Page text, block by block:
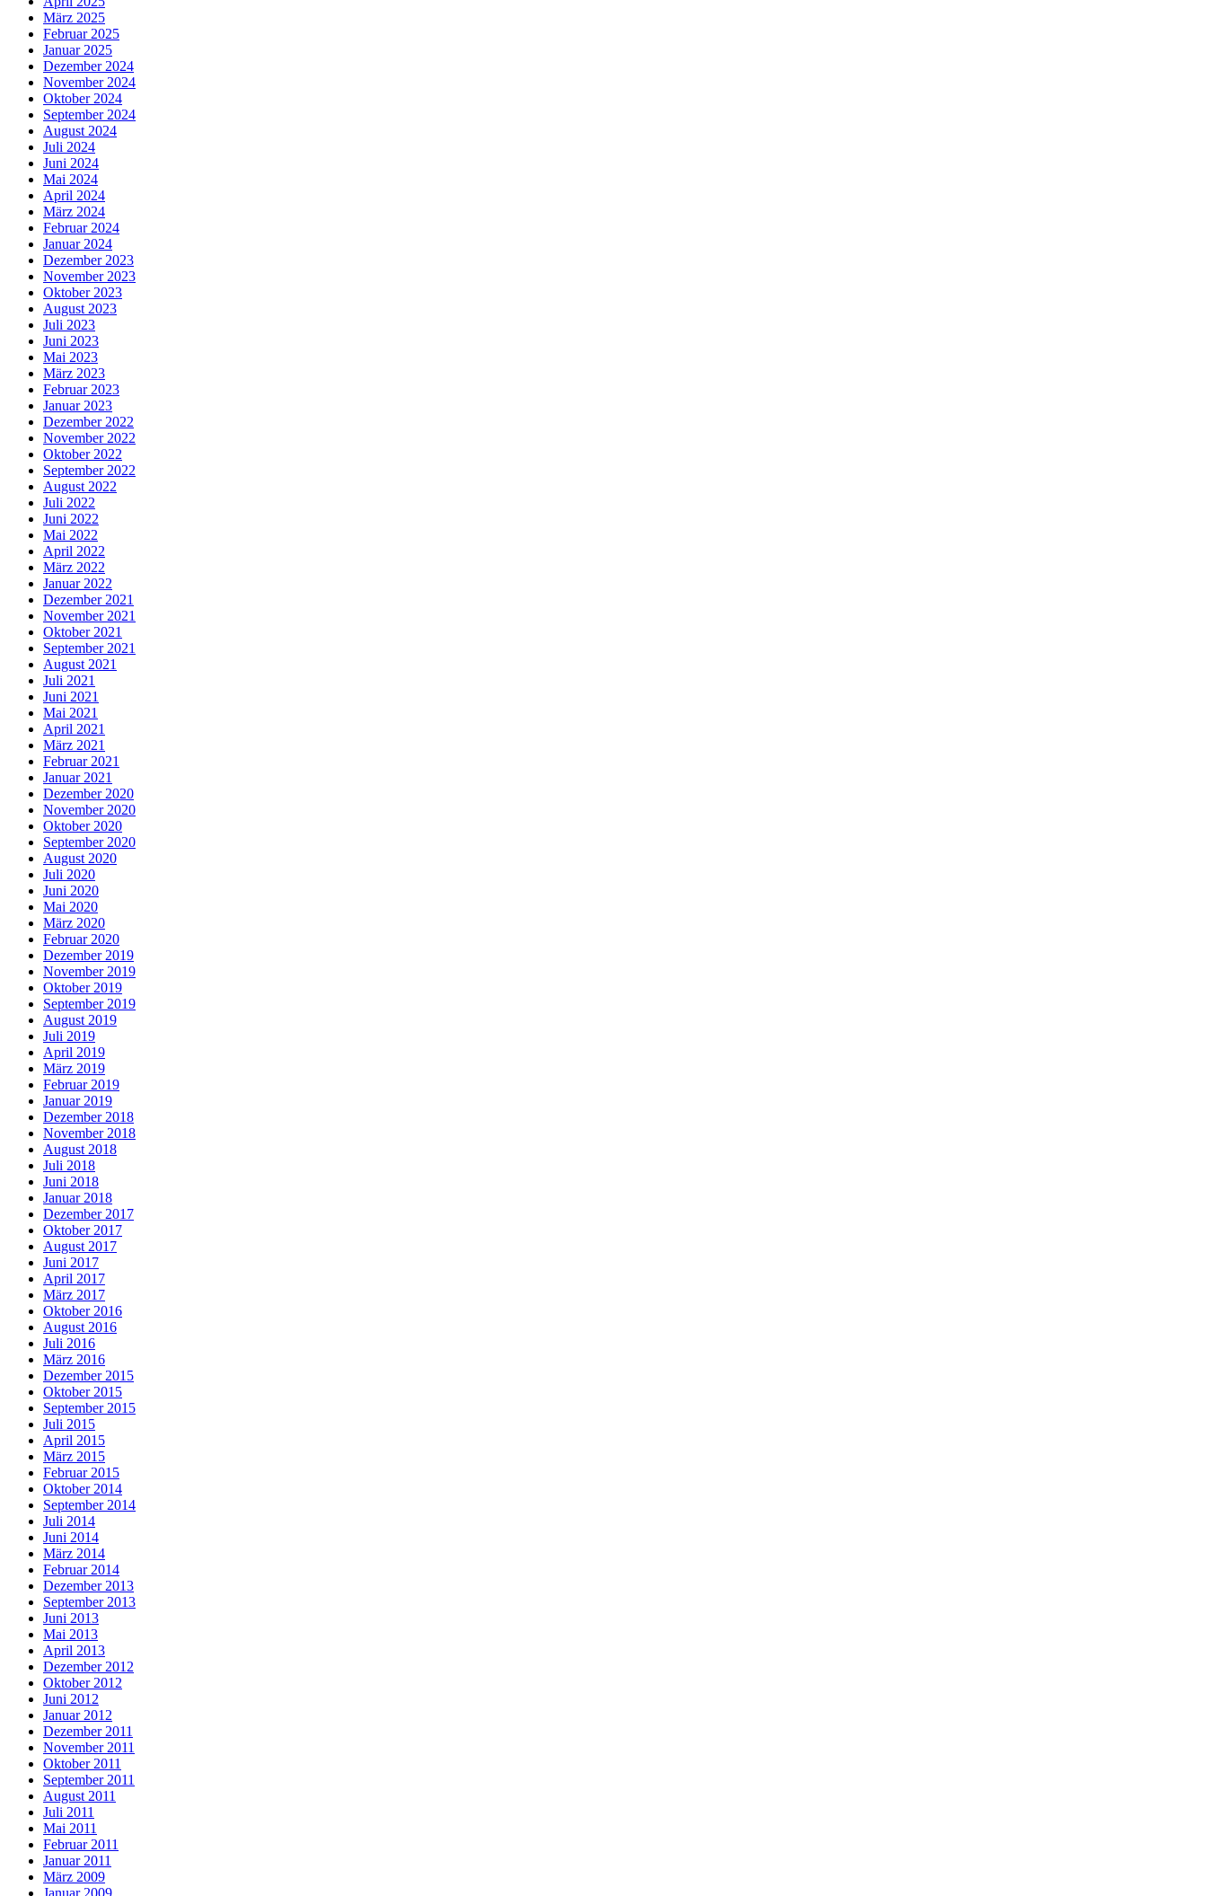
März 2025
Februar 2025
Januar 2025
Dezember 2024
November 2024
Oktober 2024
September 2024
August 2024
Juli 2024
Juni 2024
Mai 2024
April 2024
März 2024
Februar 2024
Januar 2024
Dezember 2023
November 2023
Oktober 2023
August 2023
Juli 2023
Juni 2023
Mai 2023
März 2023
Februar 2023
Januar 2023
Dezember 2022
November 2022
Oktober 2022
September 2022
August 2022
Juli 2022
Juni 2022
Mai 2022
April 2022
März 2022
Januar 2022
Dezember 2021
November 2021
Oktober 2021
September 2021
August 2021
Juli 2021
Juni 2021
Mai 2021
April 2021
März 2021
Februar 2021
Januar 2021
Dezember 2020
November 2020
Oktober 2020
September 2020
August 2020
Juli 2020
Juni 2020
Mai 2020
März 2020
Februar 2020
Dezember 2019
November 2019
Oktober 2019
September 2019
August 2019
Juli 2019
April 2019
März 2019
Februar 2019
Januar 2019
Dezember 2018
November 2018
August 2018
Juli 2018
Juni 2018
Januar 2018
Dezember 2017
Oktober 2017
August 2017
Juni 2017
April 2017
März 2017
Oktober 2016
August 2016
Juli 2016
März 2016
Dezember 2015
Oktober 2015
September 2015
Juli 2015
April 2015
März 2015
Februar 2015
Oktober 2014
September 2014
Juli 2014
Juni 2014
März 2014
Februar 2014
Dezember 2013
September 2013
Juni 2013
Mai 2013
April 2013
Dezember 2012
Oktober 2012
Juni 2012
Januar 2012
Dezember 2011
November 2011
Oktober 2011
September 2011
August 2011
Juli 2011
Mai 2011
Februar 2011
Januar 2011
März 2009
Januar 2009